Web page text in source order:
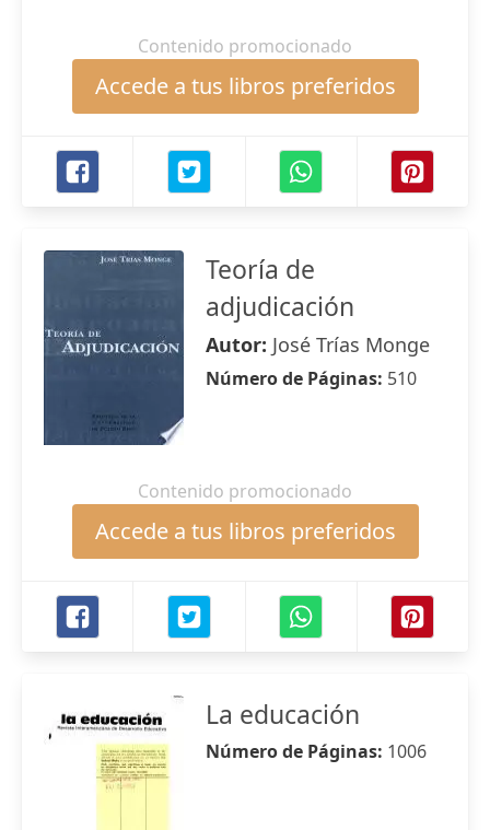
Contenido promocionado
Accede a tus libros preferidos
Teoría de
adjudicación
Autor: José Trías Monge
Número de Páginas: 510
Contenido promocionado
Accede a tus libros preferidos
La educación
Número de Páginas: 1006